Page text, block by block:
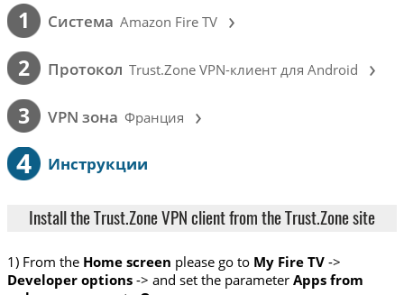
1 Cистема Amazon Fire TV ›
2 Протокол Trust.Zone VPN-клиент для Android ›
3 VPN зона Франция ›
4 Инструкции
Install the Trust.Zone VPN client from the Trust.Zone site
1) From the Home screen please go to My Fire TV->
Developer options-> and set the parameter Apps from